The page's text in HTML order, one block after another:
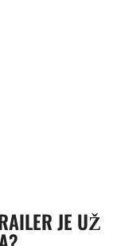
JE UŽ